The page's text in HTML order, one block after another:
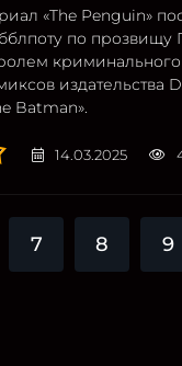
«The Penguin»
по прозвищу
издательства
Batman».
14.03.2025
7 8 9